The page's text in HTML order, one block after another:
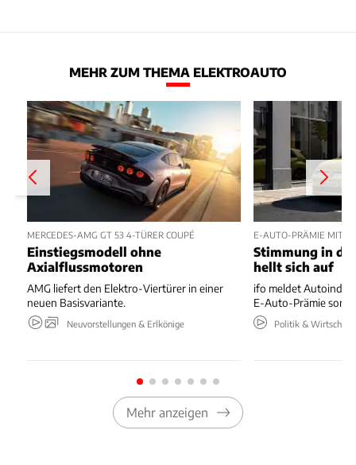
MEHR ZUM THEMA ELEKTROAUTO
MERCEDES-AMG GT 53 4-TÜRER COUPÉ
Einstiegsmodell ohne
Axialflussmotoren
AMG liefert den Elektro-Viertürer in einer
neuen Basisvariante.
Neuvorstellungen & Erlkönige
E-AUTO-PRÄMIE MIT
Stimmung in
hellt sich auf
ifo meldet
E-Auto-Prämie
Politik & Wirtschaft
Mehr anzeigen